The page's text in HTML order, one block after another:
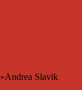
»Andrea Slavik